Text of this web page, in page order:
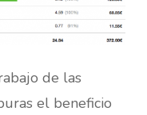
de las
el beneficio